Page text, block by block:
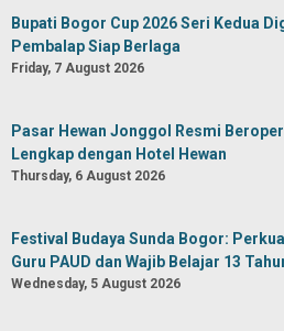
Bupati Bogor Cup 2026 Seri Kedua
Pembalap Siap Berlaga
Friday, 7 August 2026
Pasar Hewan Jonggol Resmi
Lengkap dengan Hotel Hewan
Thursday, 6 August 2026
Festival Budaya Sunda Bogor:
Guru PAUD dan Wajib Belajar 13
Wednesday, 5 August 2026